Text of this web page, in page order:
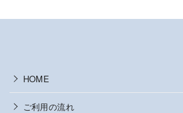
HOME
ご利用の流れ